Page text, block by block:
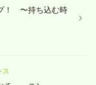
！ 〜持ち込む時
ス